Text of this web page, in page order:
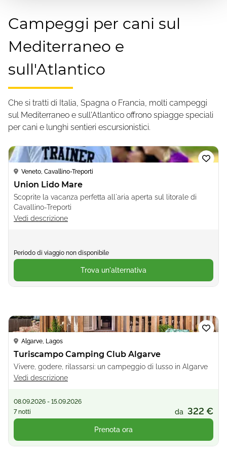
Campeggi per cani sul
Mediterraneo e
sull'Atlantico
Che si tratti di Italia, Spagna o Francia, molti campeggi
sul Mediterraneo e sull'Atlantico offrono spiagge speciali
per cani e lunghi sentieri escursionistici.
Loading...
Veneto, Cavallino-Treporti
Union Lido Mare
Scoprite la vacanza perfetta all'aria aperta sul litorale di
Cavallino-Treporti
Vedi descrizione
Periodo di viaggio non disponibile
Trova un'alternativa
Loading...
Algarve, Lagos
Turiscampo Camping Club Algarve
Vivere, godere, rilassarsi: un campeggio di lusso in Algarve
Vedi descrizione
08.09.2026 - 15.09.2026
7 notti
da 322 €
Prenota ora